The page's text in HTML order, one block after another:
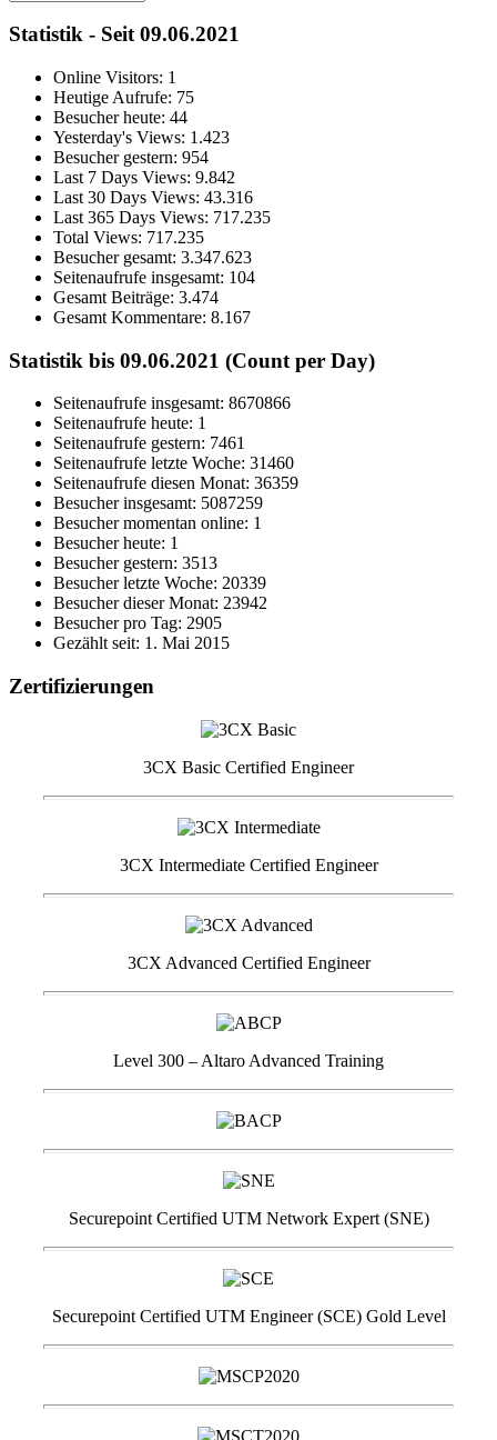
Statistik - Seit 09.06.2021
Online Visitors: 1
Heutige Aufrufe: 75
Besucher heute: 44
Yesterday's Views: 1.423
Besucher gestern: 954
Last 7 Days Views: 9.842
Last 30 Days Views: 43.316
Last 365 Days Views: 717.235
Total Views: 717.235
Besucher gesamt: 3.347.623
Seitenaufrufe insgesamt: 104
Gesamt Beiträge: 3.474
Gesamt Kommentare: 8.167
Statistik bis 09.06.2021 (Count per Day)
Seitenaufrufe insgesamt: 8670866
Seitenaufrufe heute: 1
Seitenaufrufe gestern: 7461
Seitenaufrufe letzte Woche: 31460
Seitenaufrufe diesen Monat: 36359
Besucher insgesamt: 5087259
Besucher momentan online: 1
Besucher heute: 1
Besucher gestern: 3513
Besucher letzte Woche: 20339
Besucher dieser Monat: 23942
Besucher pro Tag: 2905
Gezählt seit: 1. Mai 2015
Zertifizierungen
3CX Basic Certified Engineer
3CX Intermediate Certified Engineer
3CX Advanced Certified Engineer
Level 300 – Altaro Advanced Training
Securepoint Certified UTM Network Expert (SNE)
Securepoint Certified UTM Engineer (SCE) Gold Level